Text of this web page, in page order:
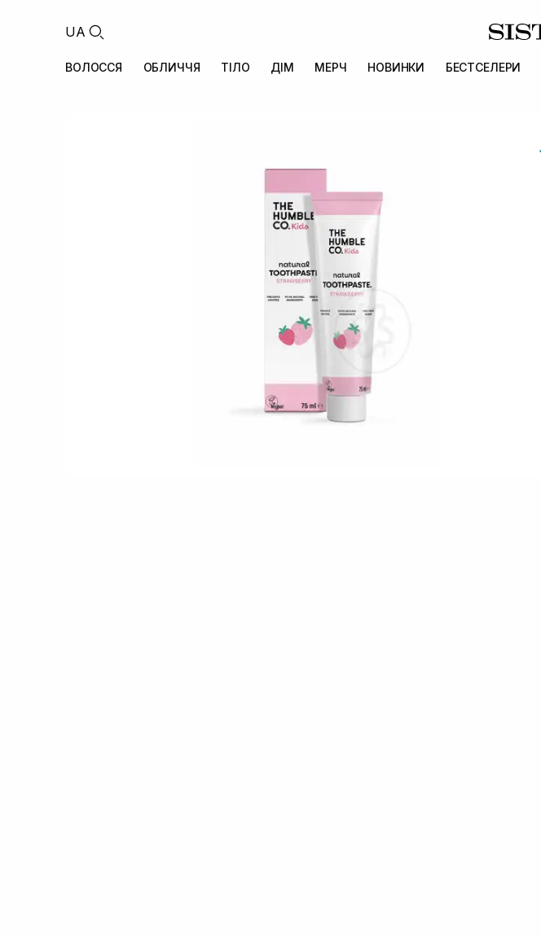
UA
ВОЛОССЯ ОБЛИЧЧЯ ТІЛО ДІМ МЕРЧ НОВИНКИ БЕСТСЕЛЕРИ